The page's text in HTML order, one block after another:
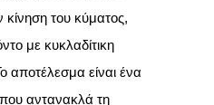
του κύματος,
με κυκλαδίτικη
αποτέλεσμα είναι ένα
που αντανακλά τη